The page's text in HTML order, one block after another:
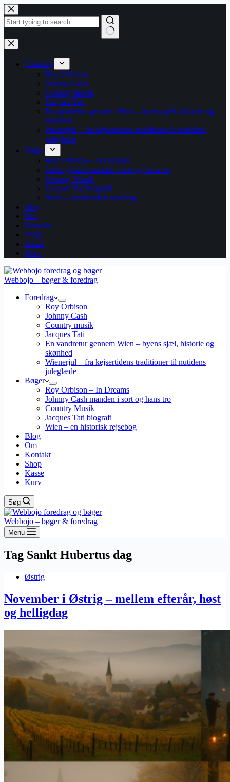
Fortsæt
til
indhold
Ingen
resultater
Foredrag
Roy Orbison
Johnny Cash
Country musik
Jacques Tati
En vandretur gennem Wien – byens sjæl, historie og
skønhed
Wienerjul – fra kejsertidens traditioner til nutidens
juleglæde
Bøger
Roy Orbison – In Dreams
Johnny Cash manden i sort og hans tro
Country Musik
Jacques Tati biografi
Wien – en historisk rejsebog
Blog
Om
Kontakt
Shop
Kasse
Kurv
Webbojo – bøger & foredrag
Foredrag
Roy Orbison
Johnny Cash
Country musik
Jacques Tati
En vandretur gennem Wien – byens sjæl, historie og
skønhed
Wienerjul – fra kejsertidens traditioner til nutidens
juleglæde
Bøger
Roy Orbison – In Dreams
Johnny Cash manden i sort og hans tro
Country Musik
Jacques Tati biografi
Wien – en historisk rejsebog
Blog
Om
Kontakt
Shop
Kasse
Kurv
Søg
Webbojo – bøger & foredrag
Menu
Tag Sankt Hubertus dag
Østrig
November i Østrig – mellem efterår, høst
og helligdag